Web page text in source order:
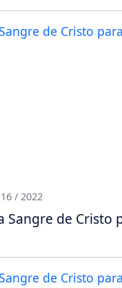
/ 2022
Sangre de Cristo